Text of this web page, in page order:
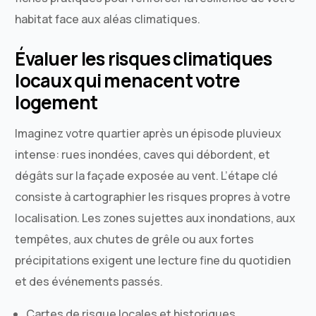
habitat face aux aléas climatiques.
Évaluer les risques climatiques
locaux qui menacent votre
logement
Imaginez votre quartier après un épisode pluvieux
intense: rues inondées, caves qui débordent, et
dégâts sur la façade exposée au vent. L’étape clé
consiste à cartographier les risques propres à votre
localisation. Les zones sujettes aux inondations, aux
tempêtes, aux chutes de grêle ou aux fortes
précipitations exigent une lecture fine du quotidien
et des événements passés.